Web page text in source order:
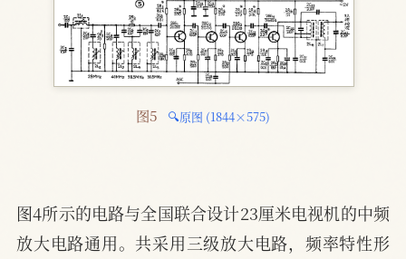
图5 🔍原图 (1844×575)
图4所示的电路与全国联合设计23厘米电视机的中频
放大电路通用。共采用三级放大电路，频率特性形